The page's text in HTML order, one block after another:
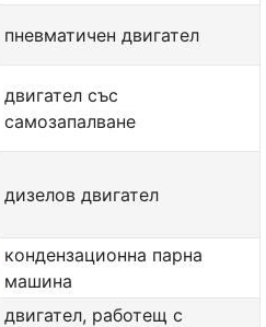
пневматичен двигател
двигател със
самозапалване
дизелов двигател
кондензационна парна
машина
двигател, работещ с